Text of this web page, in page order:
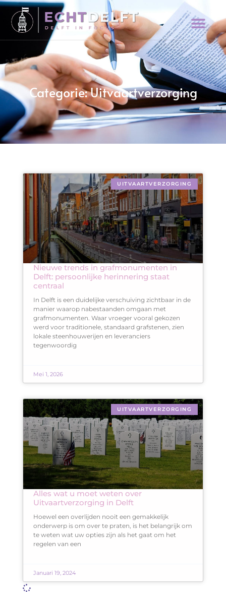
Categorie: Uitvaartverzorging
UITVAARTVERZORGING
Nieuwe trends in grafmonumenten in
Delft: persoonlijke herinnering staat
centraal
In Delft is een duidelijke verschuiving zichtbaar in de
manier waarop nabestaanden omgaan met
grafmonumenten. Waar vroeger vooral gekozen
werd voor traditionele, standaard grafstenen, zien
lokale steenhouwerijen en leveranciers
tegenwoordig
Mei 1, 2026
UITVAARTVERZORGING
Alles wat u moet weten over
Uitvaartverzorging in Delft
Hoewel een overlijden nooit een gemakkelijk
onderwerp is om over te praten, is het belangrijk om
te weten wat uw opties zijn als het gaat om het
regelen van een
Januari 19, 2024